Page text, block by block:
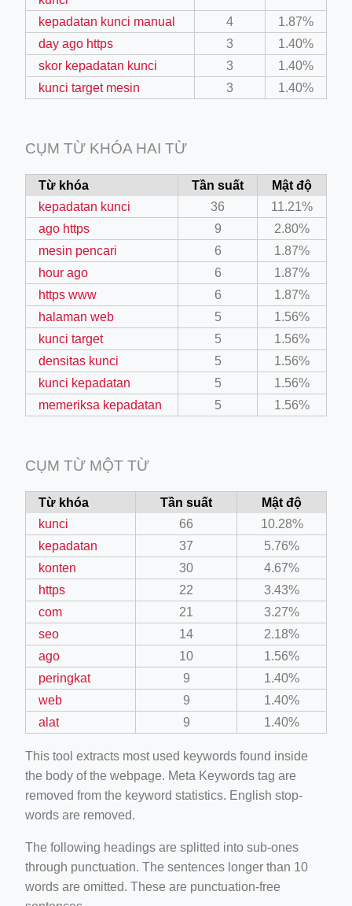
feed-calculator
shredder-plant-equipment/scrap-shredder-fabrication
kepadatan kunci manual 4
1.87%
day ago https
3
1.40%
skor kepadatan kunci
3
1.40%
kunci target mesin
3 1.40%
CỤM TỪ KHÓA HAI TỪ
Từ khóa Tần suất
Mật độ
kepadatan kunci
36
11.21%
ago https
9
2.80%
mesin pencari
6
1.87%
hour ago
6
1.87%
https www
6
1.87%
halaman web
5
1.56%
kunci target
5
1.56%
densitas kunci
5
1.56%
kunci kepadatan
5
1.56%
memeriksa kepadatan
5 1.56%
CỤM TỪ MỘT TỪ
Từ khóa Tần suất
Mật độ
kunci
66
10.28%
kepadatan
37
5.76%
konten
30
4.67%
https
22
3.43%
com
21
3.27%
seo
14
2.18%
ago
10
1.56%
peringkat
9
1.40%
web
9
1.40%
alat
9 1.40%
This tool extracts most used keywords found inside
the body of the webpage. Meta Keywords tag are
removed from the keyword statistics. English stop-
words are removed.
The following headings are splitted into sub-ones
through punctuation. The sentences longer than 10
words are omitted. These are punctuation-free